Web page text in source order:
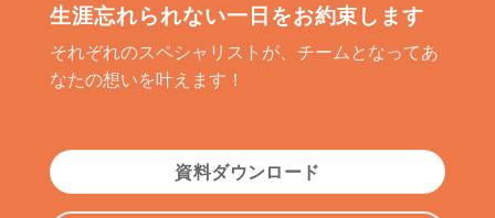
生涯忘れられない一日をお約束します
それぞれのスペシャリストが、チームとなってあ
なたの想いを叶えます！
資料ダウンロード